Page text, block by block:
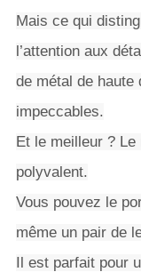
Mais ce qui
l’attention aux
de métal de
impeccables.
Et le meilleur ?
polyvalent.
Vous pouvez le
même un pair de
Il est parfait pour